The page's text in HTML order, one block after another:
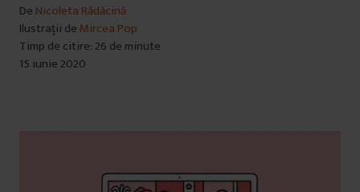
De Nicoleta Rădăcină
Ilustrații de Mircea Pop
Timp de citire: 26 de minute
15 iunie 2020